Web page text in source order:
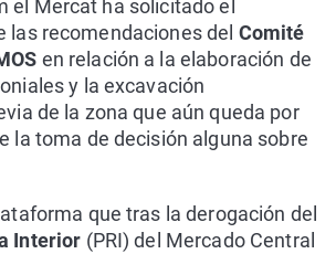
el Mercat ha solicitado el
las recomendaciones del Comité
en relación a la elaboración de
y la excavación
de la zona que aún queda por
la toma de decisión alguna sobre
que tras la derogación del
Interior (PRI) del Mercado Central